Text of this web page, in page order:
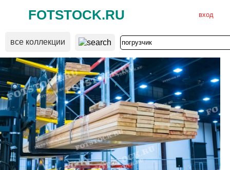
FOTSTOCK.RU
ВХОД
РЕГИСТРАЦИЯ
вход
все коллекции